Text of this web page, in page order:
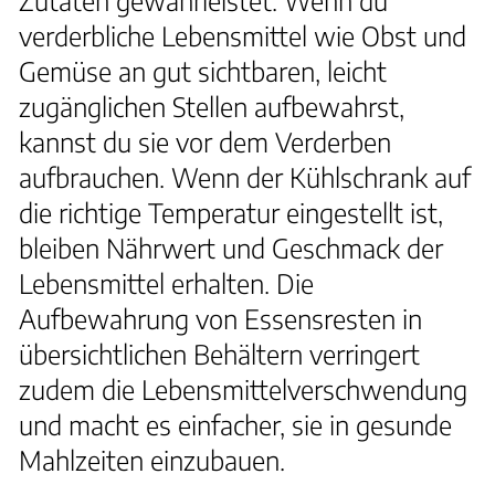
verderbliche Lebensmittel wie Obst und
Gemüse an gut sichtbaren, leicht
zugänglichen Stellen aufbewahrst,
kannst du sie vor dem Verderben
aufbrauchen. Wenn der Kühlschrank auf
die richtige Temperatur eingestellt ist,
bleiben Nährwert und Geschmack der
Lebensmittel erhalten. Die
Aufbewahrung von Essensresten in
übersichtlichen Behältern verringert
zudem die Lebensmittelverschwendung
und macht es einfacher, sie in gesunde
Mahlzeiten einzubauen.